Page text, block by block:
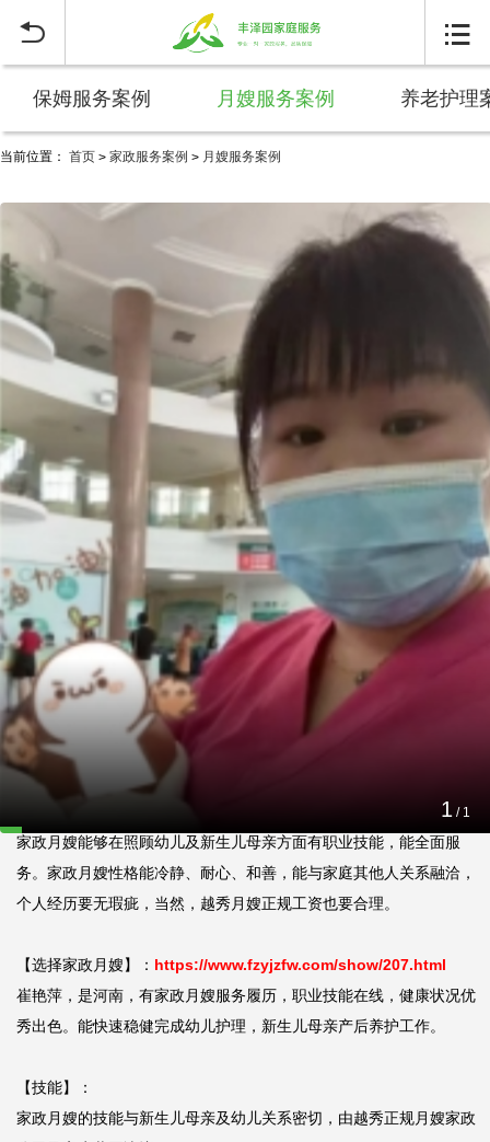
 
保姆服务案例 月嫂服务案例 养老护理
当前位置： 首页 > 家政服务案例 > 月嫂服务案例
1 / 1
越秀家政月嫂服务案例
2025-04-03 14:34:19
【顾客期望】：我需要越秀正规月嫂家政公司能参考于我期望选定
家政月嫂能够在照顾幼儿及新生儿母亲方面有职业技能，能全面
务。家政月嫂性格能冷静、耐心、和善，能与家庭其他人关系融洽
个人经历要无瑕疵，当然，越秀月嫂正规工资也要合理。
【顾客期望】：我需要越秀正规月嫂家政公司能参考于我期望选定的
家政月嫂能够在照顾幼儿及新生儿母亲方面有职业技能，能全面服
务。家政月嫂性格能冷静、耐心、和善，能与家庭其他人关系融洽，
个人经历要无瑕疵，当然，越秀月嫂正规工资也要合理。
【选择家政月嫂】： https://www.fzyjzfw.com/show/207.html
崔艳萍，是河南，有家政月嫂服务履历，职业技能在线，健康状况优
秀出色。能快速稳健完成幼儿护理，新生儿母亲产后养护工作。
【技能】：
家政月嫂的技能与新生儿母亲及幼儿关系密切，由越秀正规月嫂家政